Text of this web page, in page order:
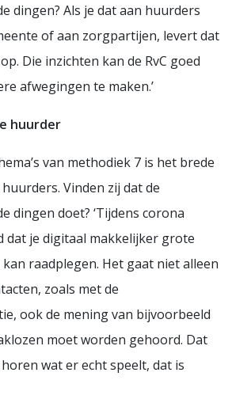
dingen? Als je dat aan huurders
of aan zorgpartijen, levert dat
Die inzichten kan de RvC goed
afwegingen te maken.’
huurder
van methodiek 7 is het brede
Vinden zij dat de
dingen doet? ‘Tijdens corona
dat je digitaal makkelijker grote
raadplegen. Het gaat niet alleen
zoals met de
ook de mening van bijvoorbeeld
moet worden gehoord. Dat
wat er echt speelt, dat is